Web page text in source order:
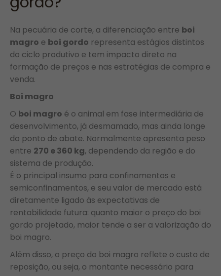
Na pecuária de corte, a diferenciação entre boi
magro e boi gordo representa estágios distintos
do ciclo produtivo e tem impacto direto na
formação de preços e nas estratégias de compra e
venda.
Boi magro
O boi magro é o animal em fase intermediária de
desenvolvimento, já desmamado, mas ainda longe
do ponto de abate. Normalmente apresenta peso
entre 270 e 360 kg, dependendo da região e do
sistema de produção.
É o principal insumo para confinamentos e
semiconfinamentos, e seu valor de mercado está
diretamente ligado às expectativas de
rentabilidade futura: quanto maior o preço do boi
gordo projetado, maior tende a ser a valorização do
boi magro.
Além disso, o preço do boi magro reflete o custo de
reposição, ou seja, o montante necessário para